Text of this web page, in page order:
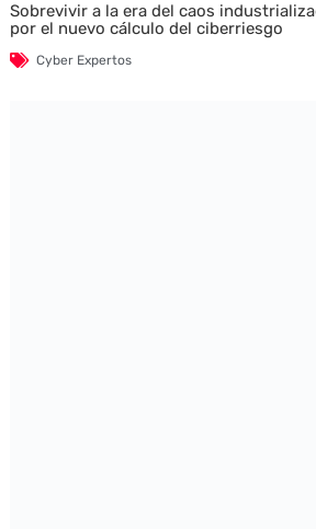
Sobrevivir a la era del caos
por el nuevo cálculo del ciberriesgo
Cyber Expertos